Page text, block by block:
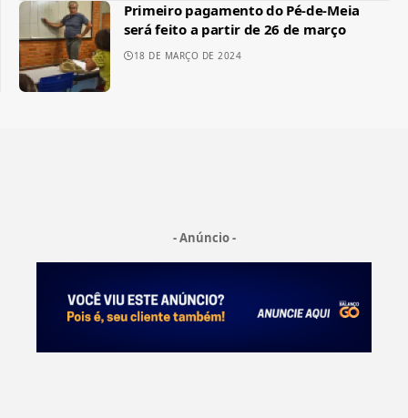
Primeiro pagamento do Pé-de-Meia
será feito a partir de 26 de março
18 DE MARÇO DE 2024
- Anúncio -